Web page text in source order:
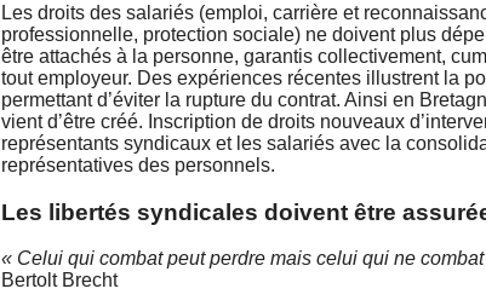
Les droits des salariés (emploi, carrière et
professionnelle, protection sociale) ne doivent plus
être attachés à la personne, garantis collectivement,
tout employeur. Des expériences récentes illustrent la
permettant d’éviter la rupture du contrat. Ainsi en
vient d’être créé. Inscription de droits nouveaux
représentants syndicaux et les salariés avec la
représentatives des personnels.
Les libertés syndicales doivent être
« Celui qui combat peut perdre mais celui qui ne
Bertolt Brecht